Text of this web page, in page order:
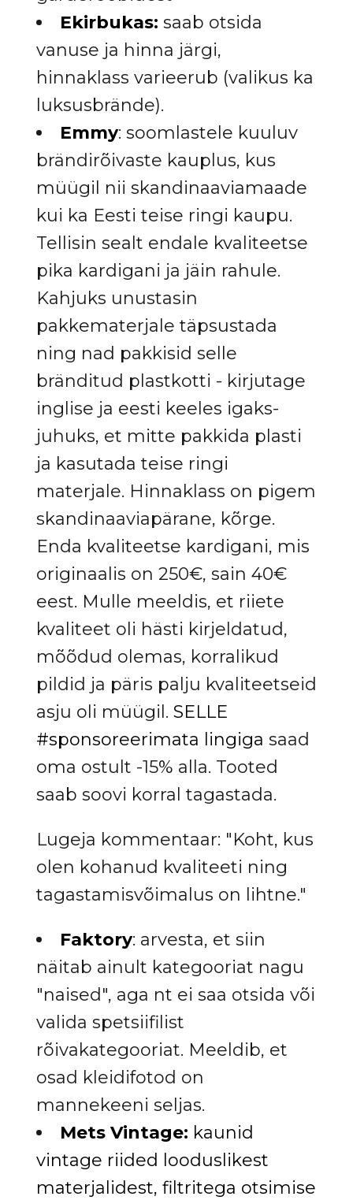
Ekirbukas: saab otsida
vanuse ja hinna järgi,
hinnaklass varieerub (valikus ka
luksusbrände).
Emmy: soomlastele kuuluv
brändirõivaste kauplus, kus
müügil nii skandinaaviamaade
kui ka Eesti teise ringi kaupu.
Tellisin sealt endale kvaliteetse
pika kardigani ja jäin rahule.
Kahjuks unustasin
pakkematerjale täpsustada
ning nad pakkisid selle
bränditud plastkotti - kirjutage
inglise ja eesti keeles igaks-
juhuks, et mitte pakkida plasti
ja kasutada teise ringi
materjale. Hinnaklass on pigem
skandinaaviapärane, kõrge.
Enda kvaliteetse kardigani, mis
originaalis on 250€, sain 40€
eest. Mulle meeldis, et riiete
kvaliteet oli hästi kirjeldatud,
mõõdud olemas, korralikud
pildid ja päris palju kvaliteetseid
asju oli müügil. SELLE
#sponsoreerimata lingiga saad
oma ostult -15% alla. Tooted
saab soovi korral tagastada.
Lugeja kommentaar: "Koht, kus
olen kohanud kvaliteeti ning
tagastamisvõimalus on lihtne."
Faktory: arvesta, et siin
näitab ainult kategooriat nagu
"naised", aga nt ei saa otsida või
valida spetsiifilist
rõivakategooriat. Meeldib, et
osad kleidifotod on
mannekeeni seljas.
Mets Vintage: kaunid
vintage riided looduslikest
materjalidest, filtritega otsimise